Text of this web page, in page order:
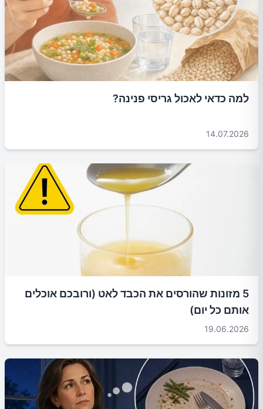
למה כדאי לאכול גריסי פנינה?
14.07.2026
5 מזונות שהורסים את הכבד לאט (ורובכם אוכלים
אותם כל יום)
19.06.2026